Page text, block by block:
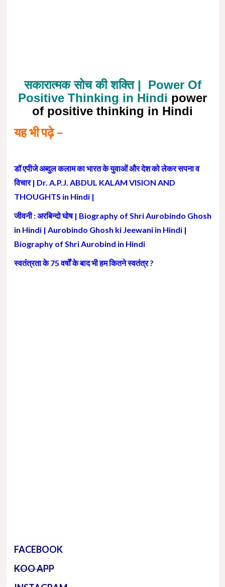
सकारात्मक सोच की शक्ति | Power Of
Positive Thinking in Hindi power
of positive thinking in Hindi
यह भी पढ़े –
डॉ एपीजे अब्दुल कलाम का भारत के युवाओं और देश को लेकर सपना व
विचार | Dr. A.P.J. ABDUL KALAM VISION AND
THOUGHTS in Hindi |
जीवनी : अरबिन्दो घोष | Biography of Shri Aurobindo Ghosh
in Hindi | Aurobindo Ghosh ki Jeewani in Hindi |
Biography of Shri Aurobind in Hindi
स्वतंत्रता के 75 वर्षों के बाद भी हम कितने स्वतंत्र ?
FACEBOOK
KOO APP